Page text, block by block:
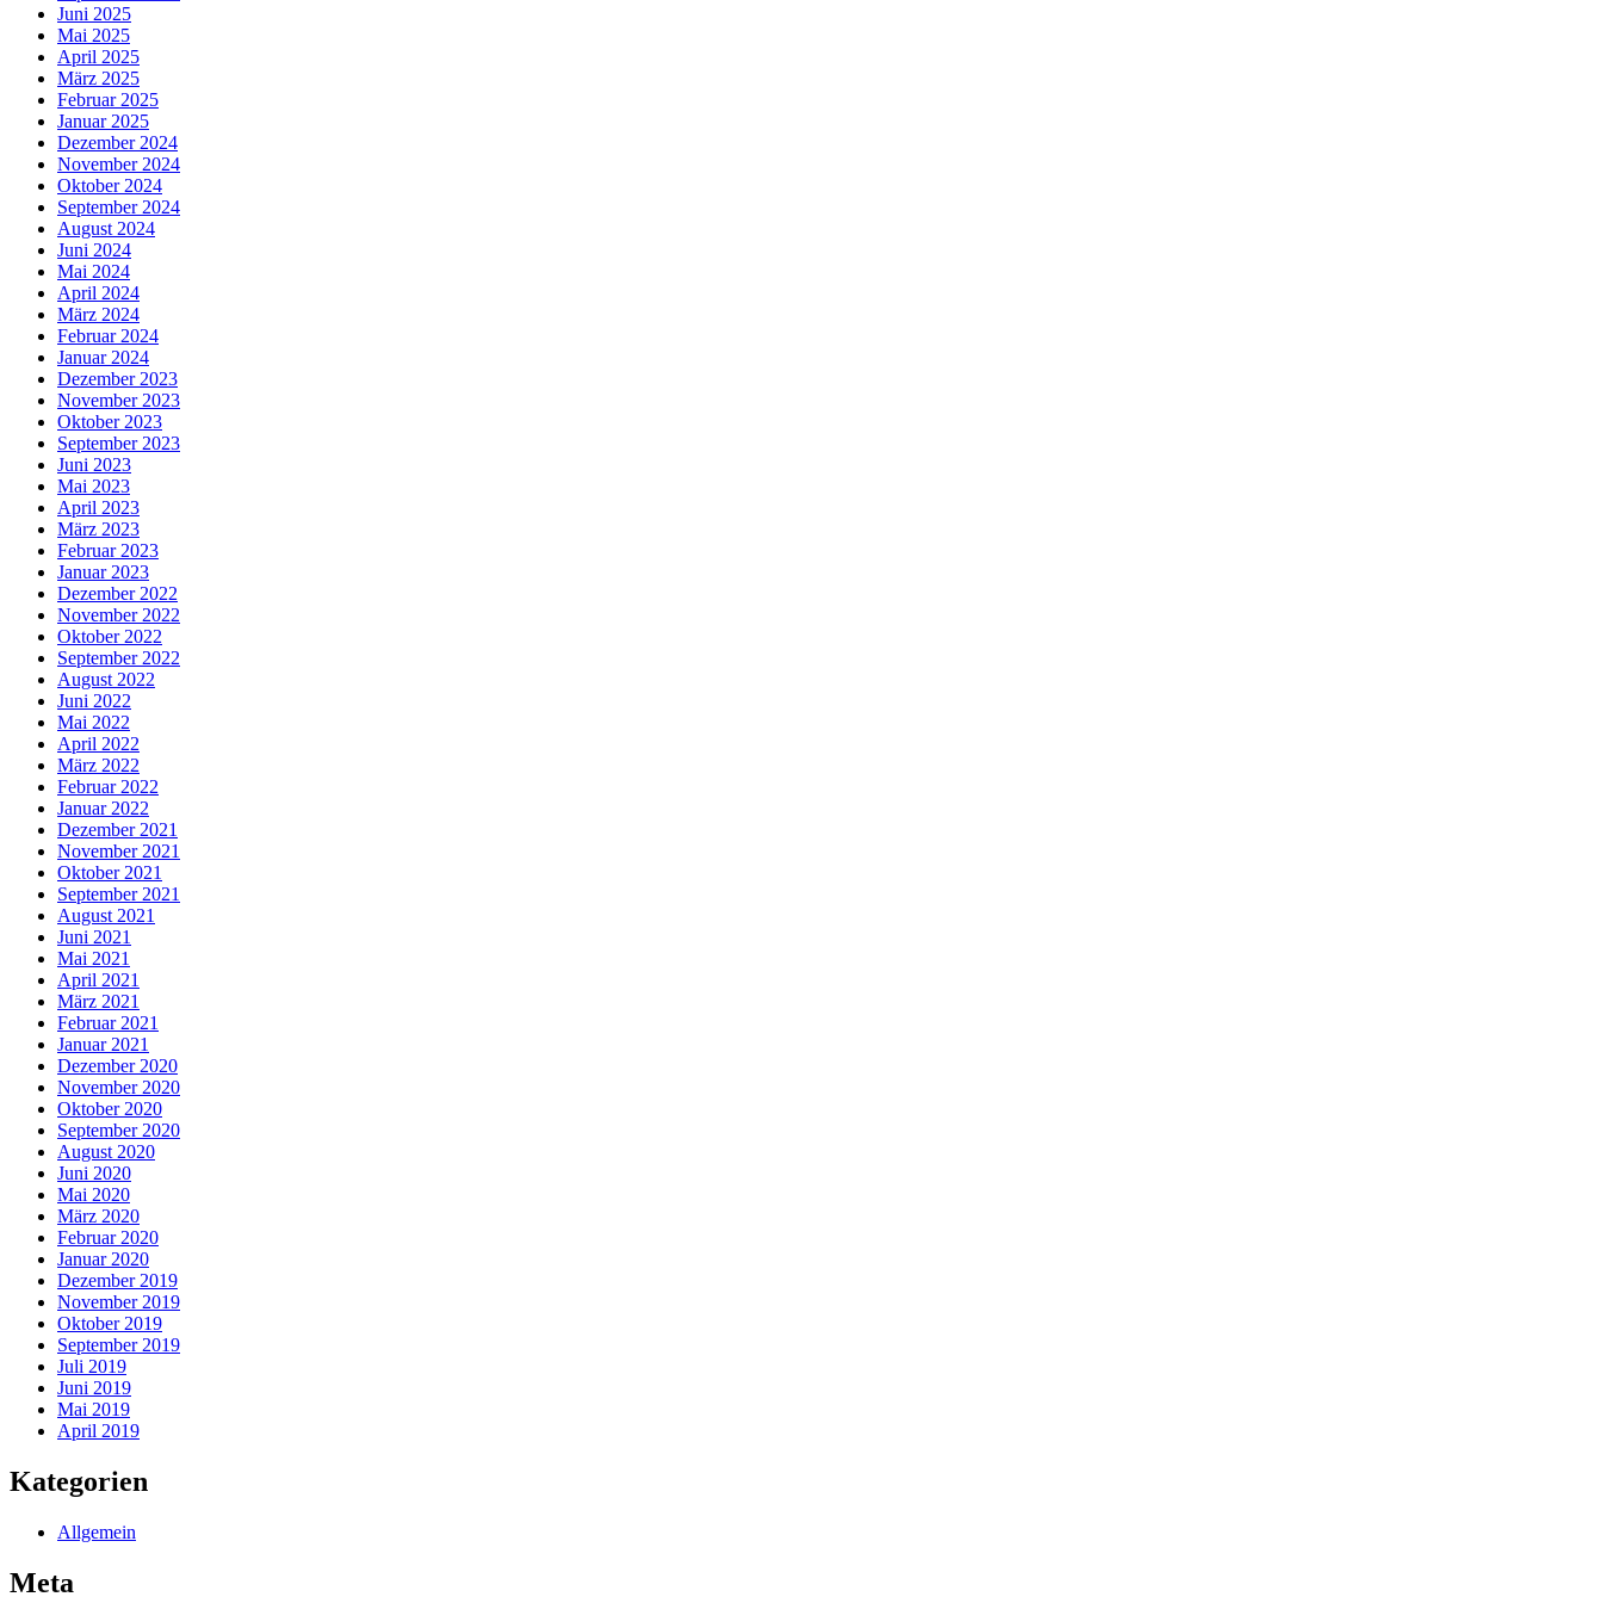
Juni 2025
Mai 2025
April 2025
März 2025
Februar 2025
Januar 2025
Dezember 2024
November 2024
Oktober 2024
September 2024
August 2024
Juni 2024
Mai 2024
April 2024
März 2024
Februar 2024
Januar 2024
Dezember 2023
November 2023
Oktober 2023
September 2023
Juni 2023
Mai 2023
April 2023
März 2023
Februar 2023
Januar 2023
Dezember 2022
November 2022
Oktober 2022
September 2022
August 2022
Juni 2022
Mai 2022
April 2022
März 2022
Februar 2022
Januar 2022
Dezember 2021
November 2021
Oktober 2021
September 2021
August 2021
Juni 2021
Mai 2021
April 2021
März 2021
Februar 2021
Januar 2021
Dezember 2020
November 2020
Oktober 2020
September 2020
August 2020
Juni 2020
Mai 2020
März 2020
Februar 2020
Januar 2020
Dezember 2019
November 2019
Oktober 2019
September 2019
Juli 2019
Juni 2019
Mai 2019
April 2019
Kategorien
Allgemein
Meta